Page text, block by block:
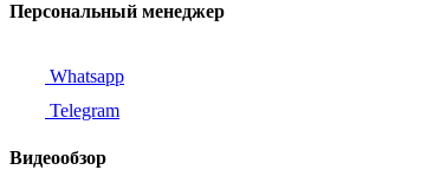
Персональный менеджер
Whatsapp
Telegram
Видеообзор